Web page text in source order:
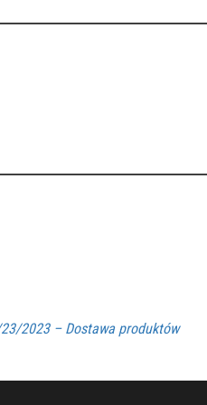
2023 – Dostawa produktów